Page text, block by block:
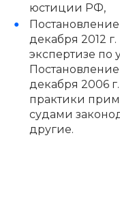
юстиции РФ,
декабря 2012
экспертизе по
декабря 2006
практики
судами
другие.